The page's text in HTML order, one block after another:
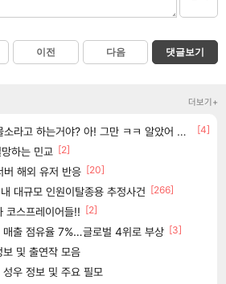
이전 다음 댓글보기
더보기+
라고 하는거야? 아! 그만 ㅋㅋ 알았어 ㅋㅋ
[4]
하는 민교 [2]
버 해외 유저 반응 [20]
대규모 인원이탈종용 추정사건 [266]
코스프레이어들!!
[2]
출 점유율 7%…글로벌 4위로 부상 [3]
및 출연작 모음
우 정보 및 주요 필모